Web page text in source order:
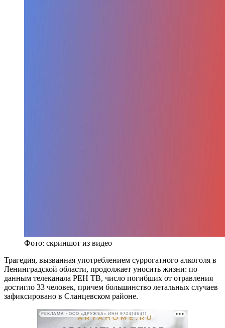
Фото: скриншот из видео
Трагедия, вызванная употреблением суррогатного алкоголя в
Ленинградской области, продолжает уносить жизни: по
данным телеканала РЕН ТВ, число погибших от отравления
достигло 33 человек, причем большинство летальных случаев
зафиксировано в Сланцевском районе.
РЕКЛАМА • ООО «ДРУЖБА» ИНН 9704146411